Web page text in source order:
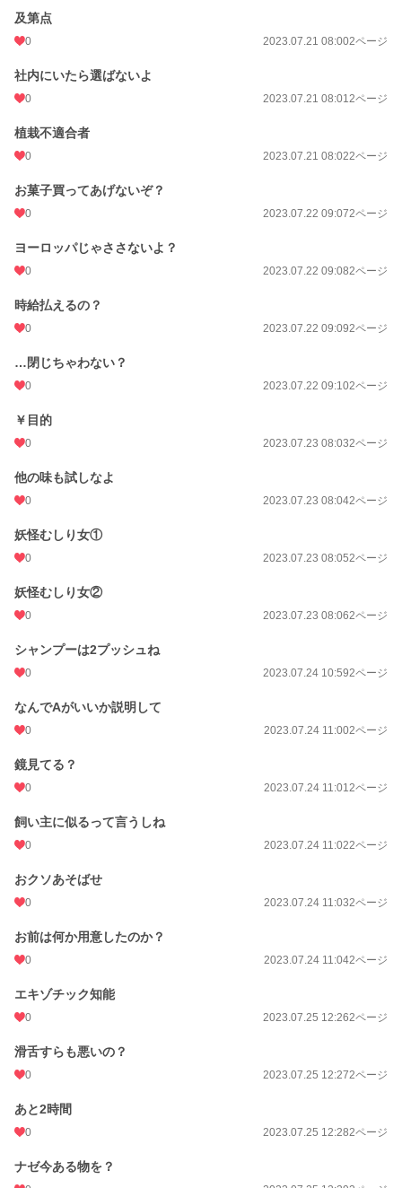
及第点
0 2023.07.21 08:002ページ
社内にいたら選ばないよ
0 2023.07.21 08:012ページ
植栽不適合者
0 2023.07.21 08:022ページ
お菓子買ってあげないぞ？
0 2023.07.22 09:072ページ
ヨーロッパじゃささないよ？
0 2023.07.22 09:082ページ
時給払えるの？
0 2023.07.22 09:092ページ
…閉じちゃわない？
0 2023.07.22 09:102ページ
￥目的
0 2023.07.23 08:032ページ
他の味も試しなよ
0 2023.07.23 08:042ページ
妖怪むしり女①
0 2023.07.23 08:052ページ
妖怪むしり女②
0 2023.07.23 08:062ページ
シャンプーは2プッシュね
0 2023.07.24 10:592ページ
なんでAがいいか説明して
0 2023.07.24 11:002ページ
鏡見てる？
0 2023.07.24 11:012ページ
飼い主に似るって言うしね
0 2023.07.24 11:022ページ
おクソあそばせ
0 2023.07.24 11:032ページ
お前は何か用意したのか？
0 2023.07.24 11:042ページ
エキゾチック知能
0 2023.07.25 12:262ページ
滑舌すらも悪いの？
0 2023.07.25 12:272ページ
あと2時間
0 2023.07.25 12:282ページ
ナゼ今ある物を？